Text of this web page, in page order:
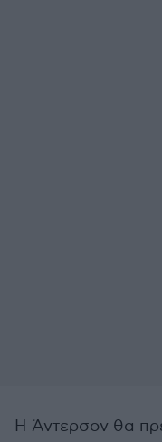
Η Άντερσον θα